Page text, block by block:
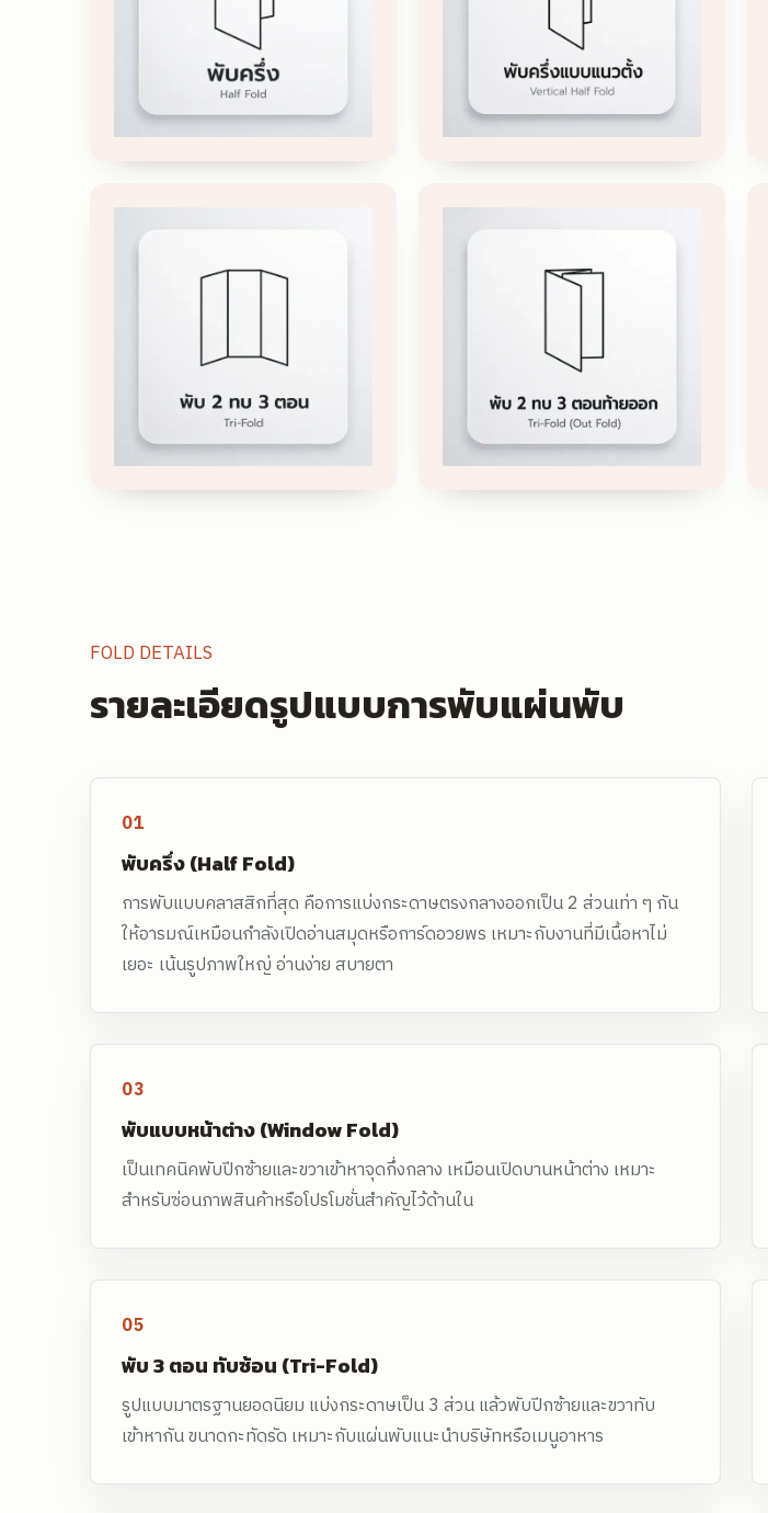
FOLD DETAILS
รายละเอียดรูปแบบการพับแผ่นพับ
01
พับครึ่ง (Half Fold)
การพับแบบคลาสสิกที่สุด คือการแบ่งกระดาษตรงกลางออกเป็น 2 ส่วนเท่า ๆ กัน
ให้อารมณ์เหมือนกำลังเปิดอ่านสมุดหรือการ์ดอวยพร เหมาะกับงานที่มีเนื้อหาไม่
เยอะ เน้นรูปภาพใหญ่ อ่านง่าย สบายตา
03
พับแบบหน้าต่าง (Window Fold)
เป็นเทคนิคพับปีกซ้ายและขวาเข้าหาจุดกึ่งกลาง เหมือนเปิดบานหน้าต่าง เหมาะ
สำหรับซ่อนภาพสินค้าหรือโปรโมชั่นสำคัญไว้ด้านใน
05
พับ 3 ตอน ทับซ้อน (Tri-Fold)
รูปแบบมาตรฐานยอดนิยม แบ่งกระดาษเป็น 3 ส่วน แล้วพับปีกซ้ายและขวาทับ
เข้าหากัน ขนาดกะทัดรัด เหมาะกับแผ่นพับแนะนำบริษัทหรือเมนูอาหาร